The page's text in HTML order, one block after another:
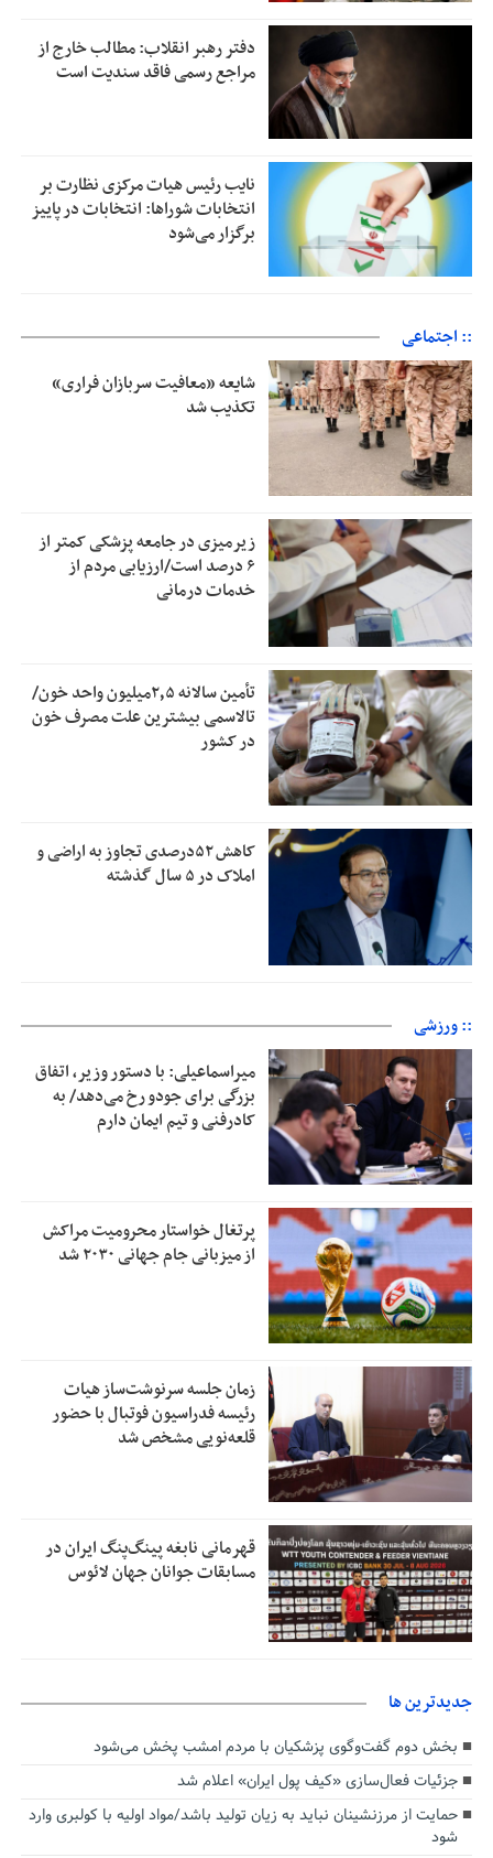
دفتر رهبر انقلاب: مطالب خارج از
مراجع رسمی فاقد سندیت است
نایب رئیس هیات مرکزی نظارت بر
انتخابات شوراها: انتخابات در پاییز
برگزار می‌شود
:: اجتماعی
شایعه «معافیت سربازان فراری»
تکذیب شد
زیرمیزی در جامعه پزشکی کمتر از
۶ درصد است/ارزیابی مردم از
خدمات درمانی
تأمین سالانه ۲٫۵میلیون واحد خون/
تالاسمی بیشترین علت مصرف‌ خون
در کشور
کاهش ۵۲درصدی تجاوز به اراضی و
املاک در ۵ سال گذشته
:: ورزشی
میراسماعیلی: با دستور وزیر، اتفاق
بزرگی برای جودو رخ می‌دهد/ به
کادرفنی و تیم ایمان دارم
پرتغال خواستار محرومیت مراکش
از میزبانی جام جهانی ۲۰۳۰ شد
زمان جلسه سرنوشت‌ساز هیات
رئیسه فدراسیون فوتبال با حضور
قلعه‌نویی مشخص شد
قهرمانی نابغه پینگ‌پنگ ایران در
مسابقات جوانان جهان لائوس
جديدترين ها
بخش دوم گفت‌وگوی پزشکیان با مردم امشب پخش می‌شود
جزئیات فعال‌سازی «کیف پول ایران» اعلام شد
حمایت از مرزنشینان نباید به زیان تولید باشد/مواد اولیه با کولبری وارد
شود